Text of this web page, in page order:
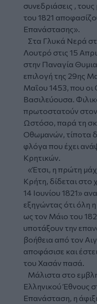
συνεδριάσεις ,
του 1821
Επανάστασης».
Στα Γλυκά Νερά
Λουτρό στις 15
στην Παναγία
επιλογή της 29ης
Μαΐου 1453, που οι
Βασιλεύουσα.
πρωτοστατούν
Ωστόσο, παρά τη
Οθωμανών, τίποτα
φλόγα που έχει
Κρητικών.
«Έτσι, η πρώτη
Κρήτη, δίδεται στο
14 Ιουνίου 1821»
εξηγώντας ότι όλη
ως τον Μάιο του
υποτάξουν την
βοήθεια από τον
αποφάσισε και
του Χασάν πασά.
Μάλιστα στο
Ελληνικού Έθνους
Επανάσταση, η